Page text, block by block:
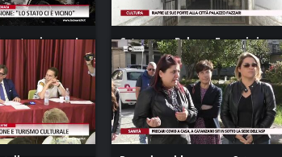
estorsione: «Lo
Catanzaro, Palazzo Fazzari riapre
dopo anni di abbandono
25 febbraio 2021